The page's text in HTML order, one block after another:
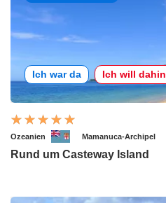
Ich war da Ich will dahin
Ozeanien Mamanuca-Archipel
Rund um Casteway Island